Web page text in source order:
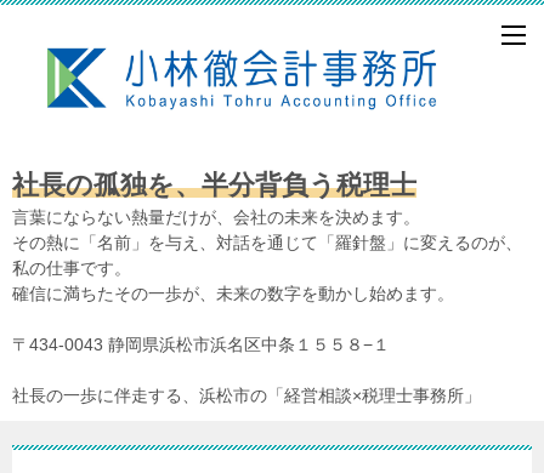
社長の孤独を、半分背負う税理士
言葉にならない熱量だけが、会社の未来を決めます。
その熱に「名前」を与え、対話を通じて「羅針盤」に変えるのが、
私の仕事です。
確信に満ちたその一歩が、未来の数字を動かし始めます。
〒434-0043 静岡県浜松市浜名区中条１５５８−１
社長の一歩に伴走する、浜松市の「経営相談×税理士事務所」